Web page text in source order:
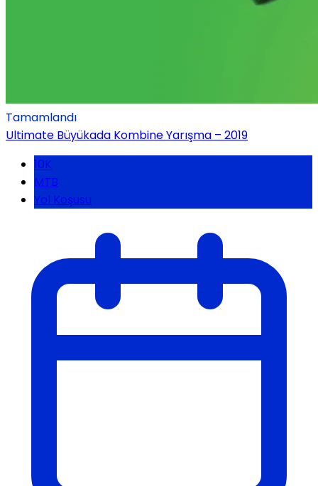
Tamamlandı
Ultimate Büyükada Kombine Yarışma – 2019
10K
MTB
Yol Koşusu